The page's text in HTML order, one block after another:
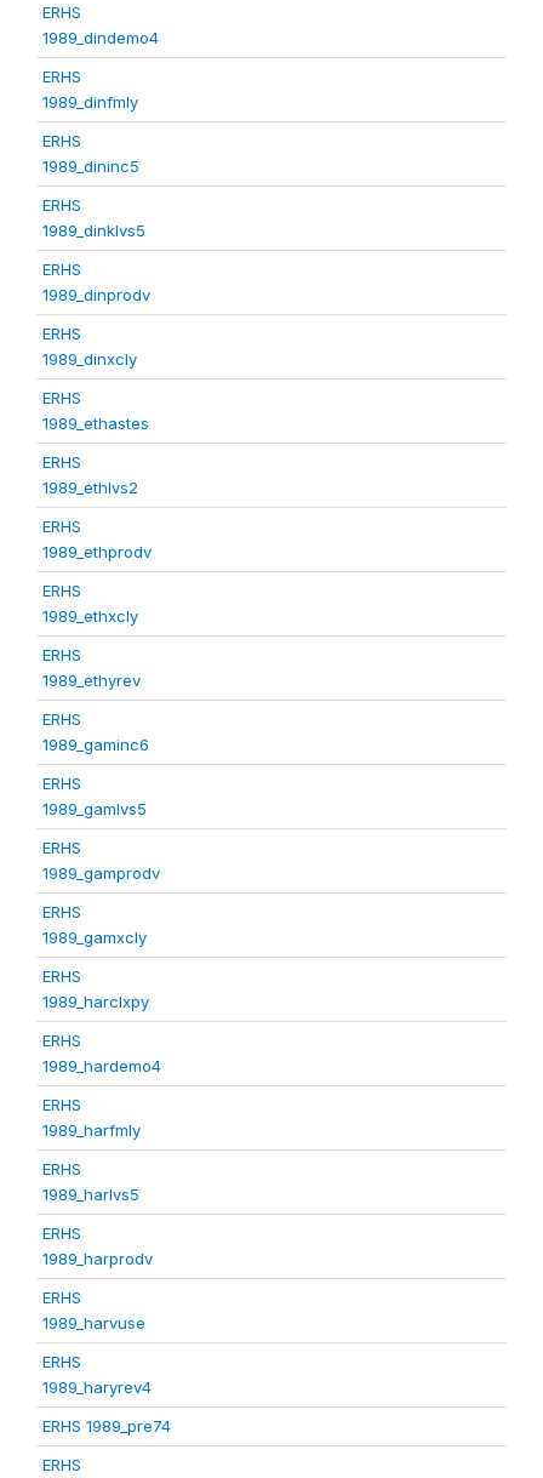
ERHS
1989_dindemo4
ERHS
1989_dinfmly
ERHS
1989_dininc5
ERHS
1989_dinklvs5
ERHS
1989_dinprodv
ERHS
1989_dinxcly
ERHS
1989_ethastes
ERHS
1989_ethlvs2
ERHS
1989_ethprodv
ERHS
1989_ethxcly
ERHS
1989_ethyrev
ERHS
1989_gaminc6
ERHS
1989_gamlvs5
ERHS
1989_gamprodv
ERHS
1989_gamxcly
ERHS
1989_harclxpy
ERHS
1989_hardemo4
ERHS
1989_harfmly
ERHS
1989_harlvs5
ERHS
1989_harprodv
ERHS
1989_harvuse
ERHS
1989_haryrev4
ERHS 1989_pre74
ERHS